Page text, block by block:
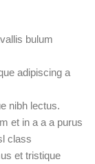
bulum
adipiscing a
nibh lectus.
et in a a a purus
class
et tristique